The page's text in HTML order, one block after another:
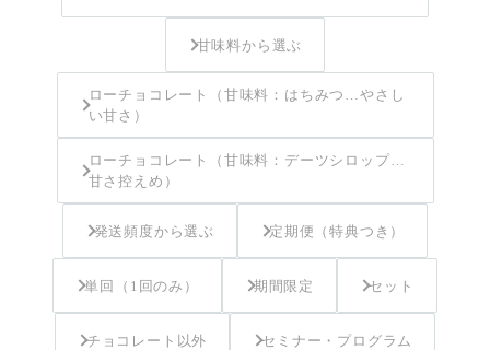
甘味料から選ぶ
ローチョコレート（甘味料：はちみつ…やさし
い甘さ）
ローチョコレート（甘味料：デーツシロップ…
甘さ控えめ）
発送頻度から選ぶ 定期便（特典つき）
単回（1回のみ） 期間限定 セット
チョコレート以外 セミナー・プログラム